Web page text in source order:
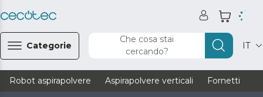
Categorie
Che cosa stai
cercando?
IT
Robot aspirapolvere Aspirapolvere verticali Fornetti